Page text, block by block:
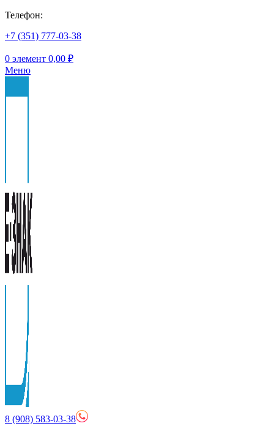
Телефон:
+7 (351) 777-03-38
0 элемент 0,00 ₽
Меню
8 (908) 583-03-38